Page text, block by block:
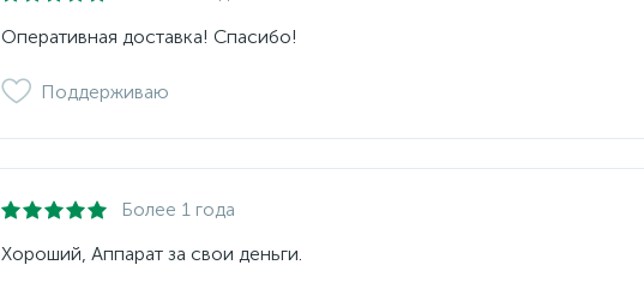
Оперативная доставка! Спасибо!
Поддерживаю
Более 1 года
Хороший, Аппарат за свои деньги.